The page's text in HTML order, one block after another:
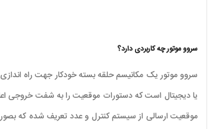
سروو موتور چه کاربردی دارد؟
سروو موتور یک مکانیسم حلقه بسته خودکار جهت راه
یا دیجیتال است که دستورات موقعیت را به شفت خروجی
موقعیت ارسالی از سیستم کنترل و عدد تعریف شده که